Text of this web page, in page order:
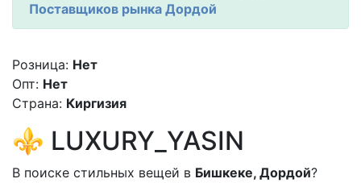
Поставщиков рынка Дордой
Розница: Нет
Опт: Нет
Страна: Киргизия
⚜️ LUXURY_YASIN
В поиске стильных вещей в Бишкеке, Дордой?